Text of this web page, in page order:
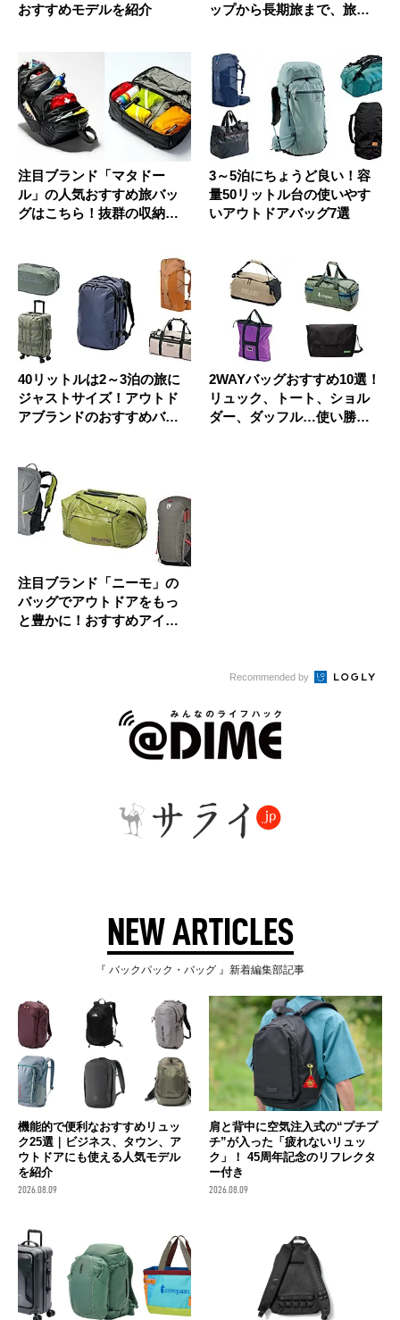
おすすめモデルを紹介
ップから長期旅まで、旅の
注目ブランド「マタドー
ル」の人気おすすめ旅バッ
グはこちら！抜群の収納力
3～5泊にちょうど良い！容
量50リットル台の使いやす
いアウトドアバッグ7選
40リットルは2～3泊の旅に
ジャストサイズ！アウトド
アブランドのおすすめバッ
2WAYバッグおすすめ10選！
リュック、トート、ショル
ダー、ダッフル…使い勝手
注目ブランド「ニーモ」の
バッグでアウトドアをもっ
と豊かに！おすすめアイテ
Recommended by
NEW ARTICLES
『 バックパック・バッグ 』新着編集部記事
機能的で便利なおすすめリュッ
ク25選｜ビジネス、タウン、ア
ウトドアにも使える人気モデル
を紹介
2026.08.09
肩と背中に空気注入式の“プチプ
チ”が入った「疲れないリュッ
ク」！ 45周年記念のリフレクタ
ー付き
2026.08.09